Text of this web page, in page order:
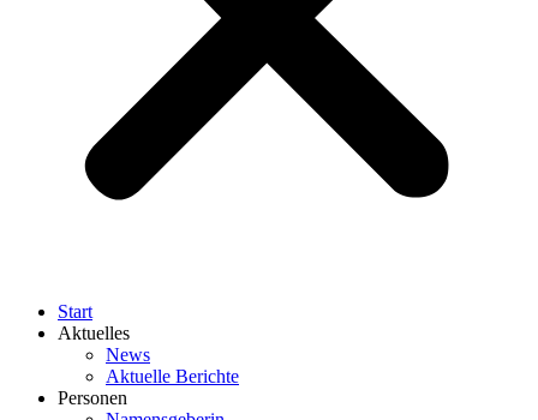
Start
Aktuelles
News
Aktuelle Berichte
Personen